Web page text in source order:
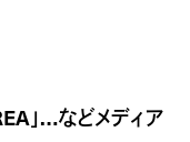
」…などメディア